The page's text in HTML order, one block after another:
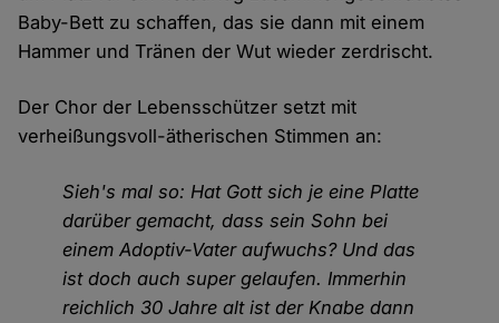
Baby-Bett zu schaffen, das sie dann mit einem
Hammer und Tränen der Wut wieder zerdrischt.
Der Chor der Lebensschützer setzt mit
verheißungsvoll-ätherischen Stimmen an:
Sieh's mal so: Hat Gott sich je eine Platte
darüber gemacht, dass sein Sohn bei
einem Adoptiv-Vater aufwuchs? Und das
ist doch auch super gelaufen. Immerhin
reichlich 30 Jahre alt ist der Knabe dann